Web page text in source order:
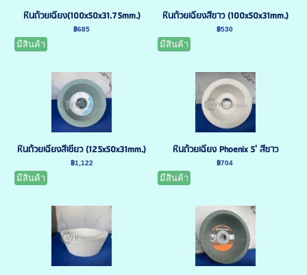
หินถ้วยเฉียง(100x50x31.75mm.)
฿685
มีสินค้า
หินถ้วยเฉียงสีขาว (100x50x31mm.)
฿530
มีสินค้า
หินถ้วยเฉียงสีเขียว (125x50x31mm.)
฿1,122
มีสินค้า
หินถ้วยเฉียง Phoenix 5' สีขาว
฿704
มีสินค้า